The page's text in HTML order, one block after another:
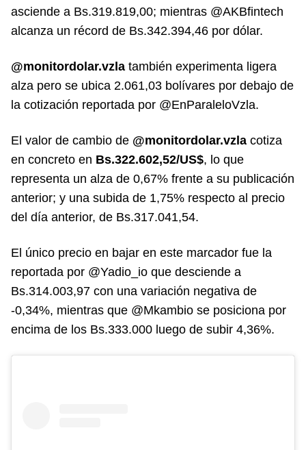
asciende a Bs.319.819,00; mientras @AKBfintech
alcanza un récord de Bs.342.394,46 por dólar.
@monitordolar.vzla también experimenta ligera
alza pero se ubica 2.061,03 bolívares por debajo de
la cotización reportada por @EnParaleloVzla.
El valor de cambio de @monitordolar.vzla cotiza
en concreto en Bs.322.602,52/US$, lo que
representa un alza de 0,67% frente a su publicación
anterior; y una subida de 1,75% respecto al precio
del día anterior, de Bs.317.041,54.
El único precio en bajar en este marcador fue la
reportada por @Yadio_io que desciende a
Bs.314.003,97 con una variación negativa de
-0,34%, mientras que @Mkambio se posiciona por
encima de los Bs.333.000 luego de subir 4,36%.